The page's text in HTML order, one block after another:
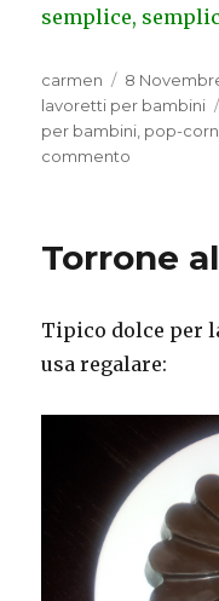
semplice,
Autore
carmen
Pubblicato
il
8
lavoretti per bambini
per bambini, pop-corn
commento
molto
Torrone
Tipico dolce per
usa regalare: